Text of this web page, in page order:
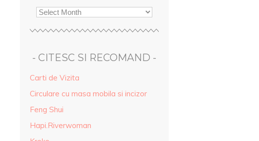
- CITESC SI RECOMAND -
Carti de Vizita
Circulare cu masa mobila si incizor
Feng Shui
Hapi.Riverwoman